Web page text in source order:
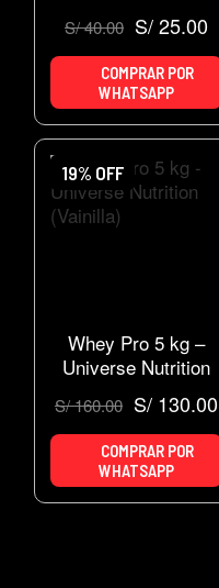
(Chocolate)
S/40.00 S/25.00
COMPRAR POR
WHATSAPP
19% OFF
Whey Pro 5 kg –
Universe Nutrition
(Vainilla)
S/160.00 S/130.00
COMPRAR POR
WHATSAPP